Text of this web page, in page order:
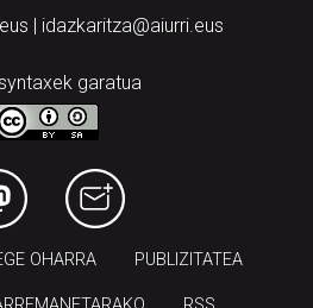
| idazkaritza@aiurri.eus
garatua
OHARRA PUBLIZITATEA